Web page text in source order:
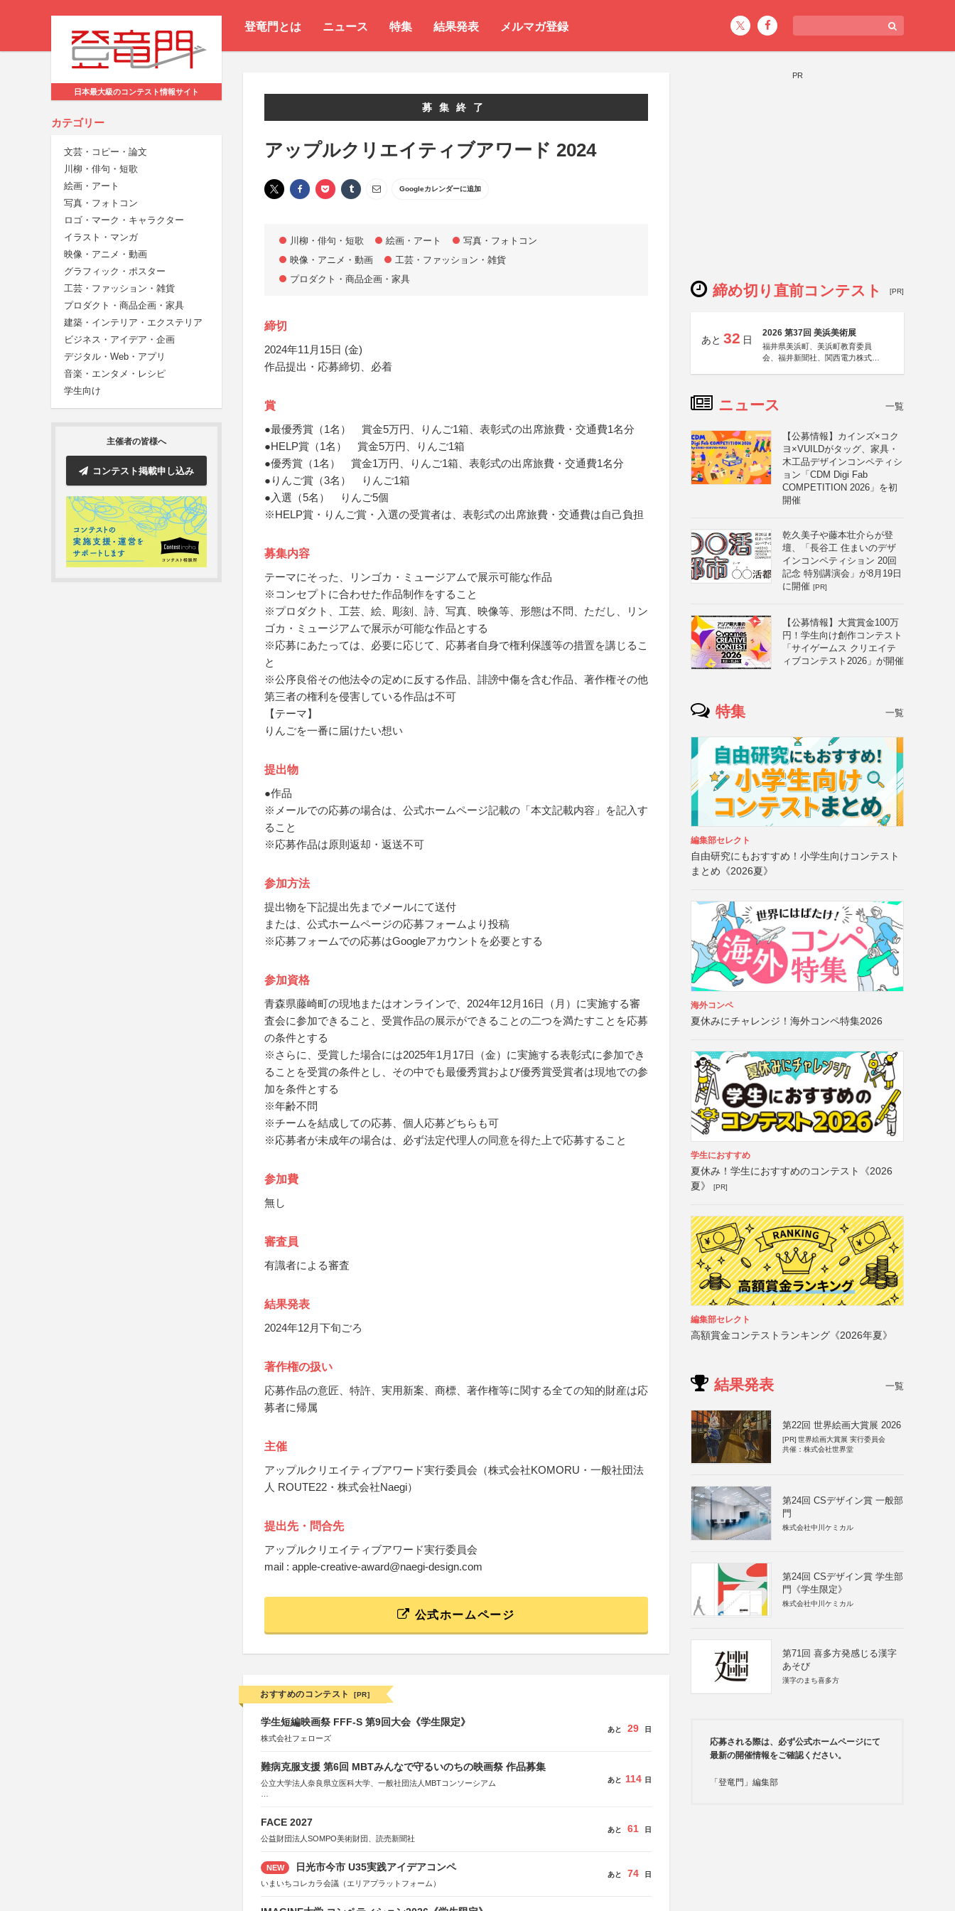
登竜門とは ニュース 特集 結果発表 メルマガ登録
日本最大級のコンテスト情報サイト
カテゴリー
文芸・コピー・論文
川柳・俳句・短歌
絵画・アート
写真・フォトコン
ロゴ・マーク・キャラクター
イラスト・マンガ
映像・アニメ・動画
グラフィック・ポスター
工芸・ファッション・雑貨
プロダクト・商品企画・家具
建築・インテリア・エクステリア
ビジネス・アイデア・企画
デジタル・Web・アプリ
音楽・エンタメ・レシピ
学生向け
主催者の皆様へ
コンテスト掲載申し込み
募集終了
アップルクリエイティブアワード 2024
Googleカレンダーに追加
川柳・俳句・短歌 絵画・アート
写真・フォトコン
映像・アニメ・動画
工芸・ファッション・雑貨
プロダクト・商品企画・家具
締切
2024年11月15日 (金)
作品提出・応募締切、必着
賞
●最優秀賞（1名） 賞金5万円、りんご1箱、表彰式の出席旅費・交通費1名分
●HELP賞（1名） 賞金5万円、りんご1箱
●優秀賞（1名） 賞金1万円、りんご1箱、表彰式の出席旅費・交通費1名分
●りんご賞（3名） りんご1箱
●入選（5名） りんご5個
※HELP賞・りんご賞・入選の受賞者は、表彰式の出席旅費・交通費は自己負担
募集内容
テーマにそった、リンゴカ・ミュージアムで展示可能な作品
※コンセプトに合わせた作品制作をすること
※プロダクト、工芸、絵、彫刻、詩、写真、映像等、形態は不問、ただし、リン
ゴカ・ミュージアムで展示が可能な作品とする
※応募にあたっては、必要に応じて、応募者自身で権利保護等の措置を講じるこ
と
※公序良俗その他法令の定めに反する作品、誹謗中傷を含む作品、著作権その他
第三者の権利を侵害している作品は不可
【テーマ】
りんごを一番に届けたい想い
提出物
●作品
※メールでの応募の場合は、公式ホームページ記載の「本文記載内容」を記入す
ること
※応募作品は原則返却・返送不可
参加方法
提出物を下記提出先までメールにて送付
または、公式ホームページの応募フォームより投稿
※応募フォームでの応募はGoogleアカウントを必要とする
参加資格
青森県藤崎町の現地またはオンラインで、2024年12月16日（月）に実施する審
査会に参加できること、受賞作品の展示ができることの二つを満たすことを応募
の条件とする
※さらに、受賞した場合には2025年1月17日（金）に実施する表彰式に参加でき
ることを受賞の条件とし、その中でも最優秀賞および優秀賞受賞者は現地での参
加を条件とする
※年齢不問
※チームを結成しての応募、個人応募どちらも可
※応募者が未成年の場合は、必ず法定代理人の同意を得た上で応募すること
参加費
無し
審査員
有識者による審査
結果発表
2024年12月下旬ごろ
著作権の扱い
応募作品の意匠、特許、実用新案、商標、著作権等に関する全ての知的財産は応
募者に帰属
主催
アップルクリエイティブアワード実行委員会（株式会社KOMORU・一般社団法
人 ROUTE22・株式会社Naegi）
提出先・問合先
アップルクリエイティブアワード実行委員会
mail : apple-creative-award@naegi-design.com
公式ホームページ
おすすめのコンテスト [PR]
学生短編映画祭 FFF-S 第9回大会《学生限定》
株式会社フェローズ
あと 29 日
難病克服支援 第6回 MBTみんなで守るいのちの映画祭 作品募集
公立大学法人奈良県立医科大学、一般社団法人MBTコンソーシアム
文部科学省
奈良県
「“よい仕事おこし”フェア」実行委員会
関西文化学術研究都市推進機構
東京難病団体連絡協議会
あと 114 日
FACE 2027
公益財団法人SOMPO美術財団、読売新聞社
あと 61 日
NEW 日光市今市 U35実践アイデアコンペ
いまいちコレカラ会議（エリアプラットフォーム）
あと 74 日
PR
締め切り直前コンテスト [PR]
あと 32 日
2026 第37回 美浜美術展
福井県美浜町、美浜町教育委員
会、福井新聞社、関西電力株式会
ニュース 一覧
【公募情報】カインズ×コク
ヨ×VUILDがタッグ、家具・
木工品デザインコンペティシ
ョン「CDM Digi Fab
COMPETITION 2026」を初
開催
乾久美子や藤本壮介らが登
壇、「長谷工 住まいのデザ
インコンペティション 20回
記念 特別講演会」が8月19日
に開催 [PR]
【公募情報】大賞賞金100万
円！学生向け創作コンテスト
「サイゲームス クリエイテ
ィブコンテスト2026」が開催
特集 一覧
編集部セレクト
自由研究にもおすすめ！小学生向けコンテスト
まとめ《2026夏》
海外コンペ
夏休みにチャレンジ！海外コンペ特集2026
学生におすすめ
夏休み！学生におすすめのコンテスト《2026
夏》
[PR]
編集部セレクト
高額賞金コンテストランキング《2026年夏》
結果発表 一覧
第22回 世界絵画大賞展 2026
[PR] 世界絵画大賞展 実行委員会
共催：株式会社世界堂
第24回 CSデザイン賞 一般部
門
株式会社中川ケミカル
第24回 CSデザイン賞 学生部
門《学生限定》
株式会社中川ケミカル
第71回 喜多方発感じる漢字
あそび
漢字のまち喜多方
応募される際は、必ず公式ホームページにて
最新の開催情報をご確認ください。
「登竜門」編集部